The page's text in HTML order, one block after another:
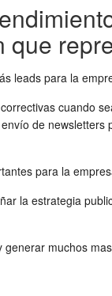
que
leads para la
cuando
de
para la
la estrategia
muchos